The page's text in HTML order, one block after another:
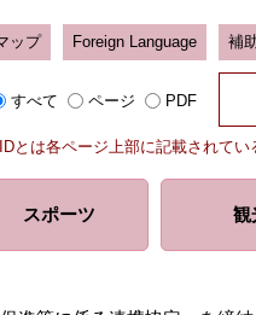
ップ Foreign Language 補
すべて ページ PDF
とは各ページ上部に記載されてい
スポーツ 観